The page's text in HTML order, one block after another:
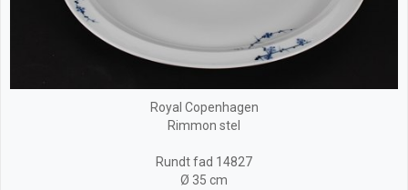
Royal Copenhagen
Rimmon stel
Rundt fad 14827
Ø 35 cm